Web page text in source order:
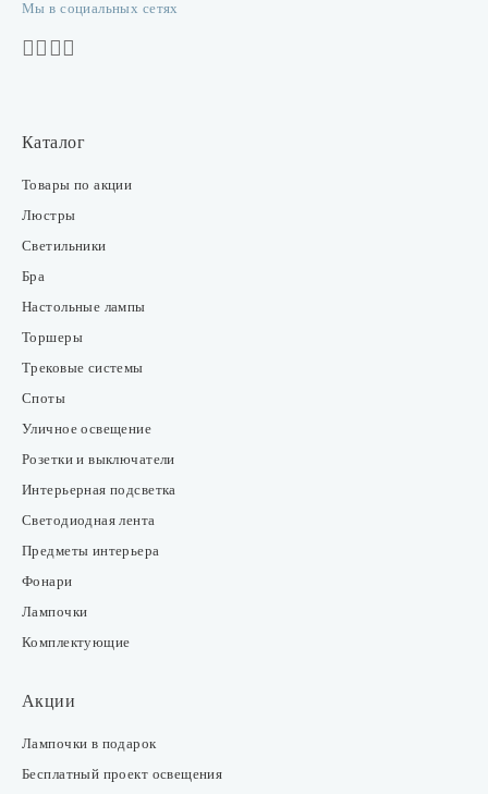
Мы в социальных сетях
Каталог
Товары по акции
Люстры
Светильники
Бра
Настольные лампы
Торшеры
Трековые системы
Споты
Уличное освещение
Розетки и выключатели
Интерьерная подсветка
Светодиодная лента
Предметы интерьера
Фонари
Лампочки
Комплектующие
Акции
Лампочки в подарок
Бесплатный проект освещения